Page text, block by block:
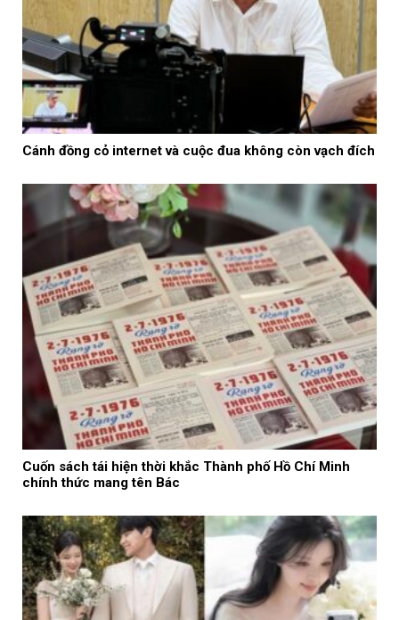
Cánh đồng cỏ internet và cuộc đua không còn vạch đích
Cuốn sách tái hiện thời khắc Thành phố Hồ Chí Minh
chính thức mang tên Bác